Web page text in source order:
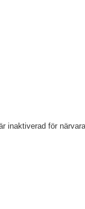
inaktiverad för